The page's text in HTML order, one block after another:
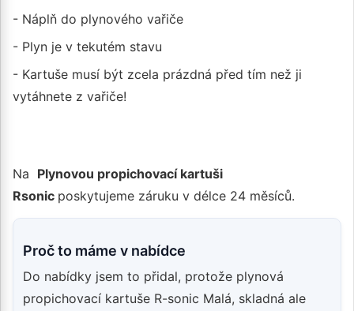
- Náplň do plynového vařiče
- Plyn je v tekutém stavu
- Kartuše musí být zcela prázdná před tím než ji
vytáhnete z vařiče!
Na Plynovou propichovací kartuši
Rsonic poskytujeme záruku v délce 24 měsíců.
Proč to máme v nabídce
Do nabídky jsem to přidal, protože plynová
propichovací kartuše R-sonic Malá, skladná ale